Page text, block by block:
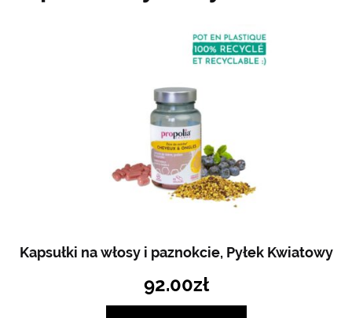
Kapsułki na włosy i paznokcie, Pyłek Kwiatowy
92.00zł